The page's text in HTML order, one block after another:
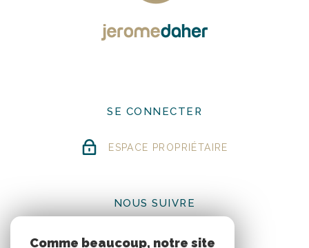
SE CONNECTER
ESPACE PROPRIÉTAIRE
NOUS SUIVRE
Comme beaucoup, notre site